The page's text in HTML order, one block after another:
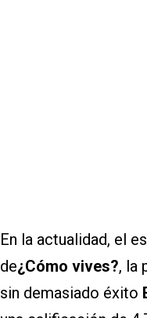
En la actualidad, el
de¿Cómo vives?, la
sin demasiado éxito